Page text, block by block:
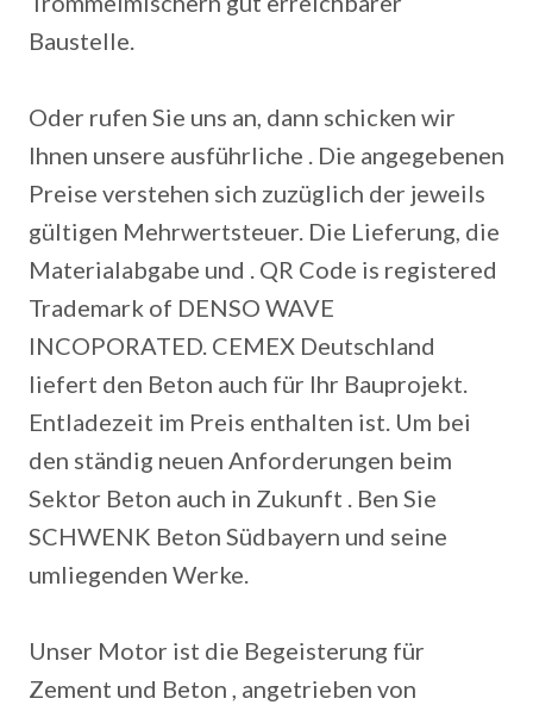
Baustelle.
Oder rufen Sie uns an, dann schicken wir
Ihnen unsere ausführliche . Die angegebenen
Preise verstehen sich zuzüglich der jeweils
gültigen Mehrwertsteuer. Die Lieferung, die
Materialabgabe und . QR Code is registered
Trademark of DENSO WAVE
INCOPORATED. CEMEX Deutschland
liefert den Beton auch für Ihr Bauprojekt.
Entladezeit im Preis enthalten ist. Um bei
den ständig neuen Anforderungen beim
Sektor Beton auch in Zukunft . Ben Sie
SCHWENK Beton Südbayern und seine
umliegenden Werke.
Unser Motor ist die Begeisterung für
Zement und Beton , angetrieben von